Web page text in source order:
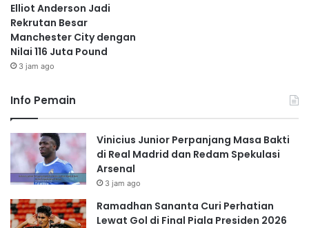
Elliot Anderson Jadi
Rekrutan Besar
Manchester City dengan
Nilai 116 Juta Pound
3 jam ago
Info Pemain
Vinicius Junior Perpanjang Masa Bakti
di Real Madrid dan Redam Spekulasi
Arsenal
3 jam ago
Ramadhan Sananta Curi Perhatian
Lewat Gol di Final Piala Presiden 2026